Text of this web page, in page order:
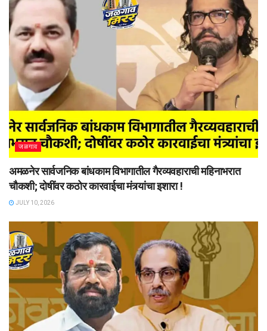
जळगाव
अमळनेर सार्वजनिक बांधकाम विभागातील गैरव्यवहाराची महिनाभरात
चौकशी; दोषींवर कठोर कारवाईचा मंत्र्यांचा इशारा !
JULY 10, 2026